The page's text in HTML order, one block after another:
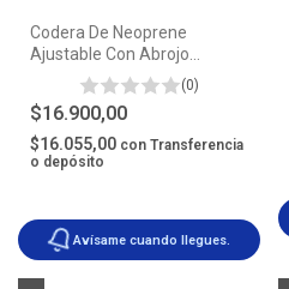
Codera De Neoprene
Ajustable Con Abrojo
Procer®
(0)
$16.900,00
$16.055,00 con Transferencia
o depósito
Avísame cuando llegues.